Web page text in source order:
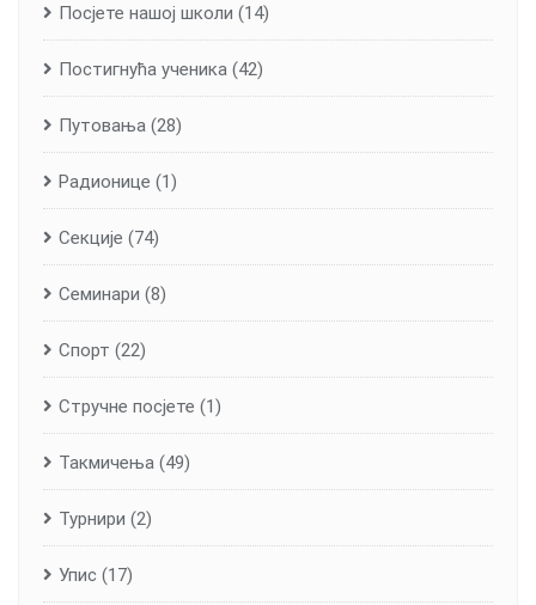
Посјете нашој школи (14)
Постигнућа ученика (42)
Путовања (28)
Радионице (1)
Секције (74)
Семинари (8)
Спорт (22)
Стручне посјете (1)
Такмичења (49)
Турнири (2)
Упис (17)